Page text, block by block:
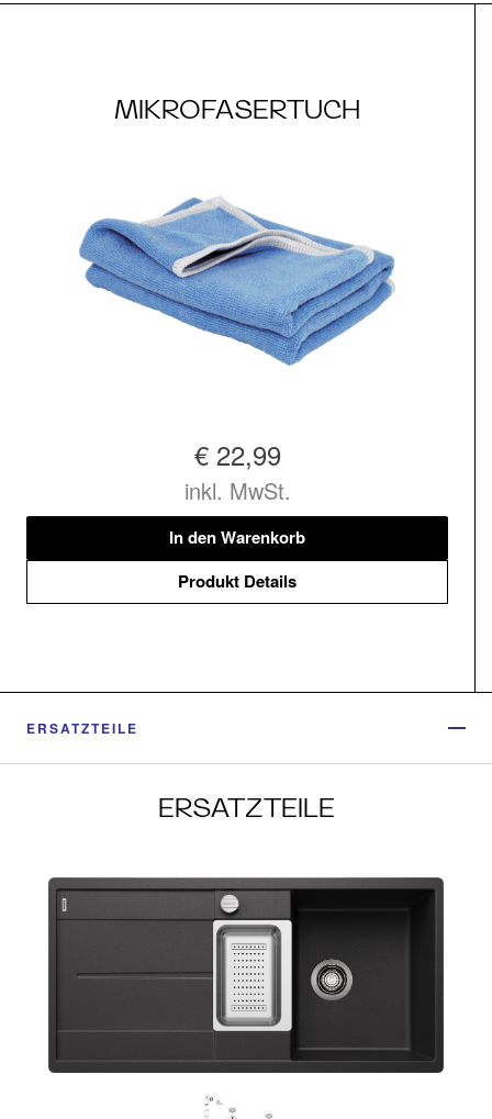
MIKROFASERTUCH
€ 22,99
inkl. MwSt.
In den Warenkorb
Produkt Details
ERSATZTEILE
ERSATZTEILE